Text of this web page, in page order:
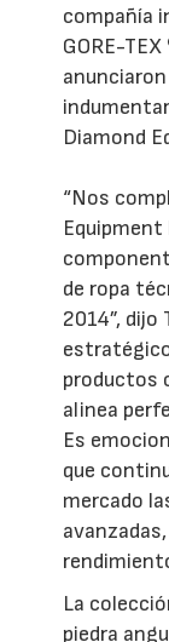
compañía
GORE-
Diamond
“Nos
Equipment
de ropa
2014”,
productos
alinea
Es
que
mercado
La
piedra